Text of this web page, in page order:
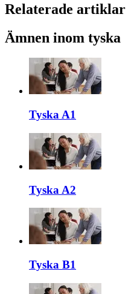
Relaterade artiklar
Ämnen inom tyska
Tyska A1
Tyska A2
Tyska B1